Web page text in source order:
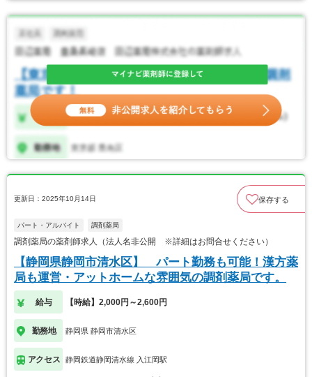
更新日：2025年10月14日 保存する
パート・アルバイト 調剤薬局
調剤薬局の薬剤師求人（法人名非公開 ※詳細はお問合せください）
【静岡県静岡市清水区】 パート勤務も可能！漢方薬
局も運営・アットホームな雰囲気の調剤薬局です。
給与 【時給】2,000円～2,600円
勤務地 静岡県 静岡市清水区
アクセス 静岡鉄道静岡清水線 入江岡駅